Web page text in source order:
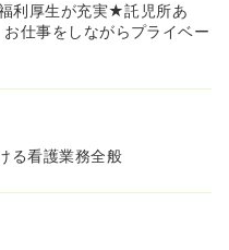
利厚生が充実★託児所あ
仕事をしながらプライベー
る看護業務全般